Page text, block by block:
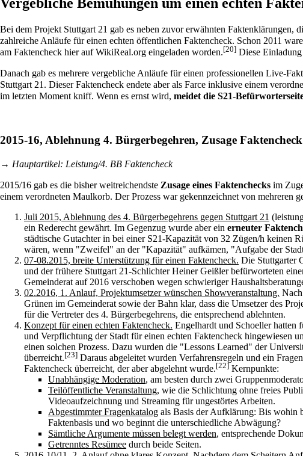
Bei dem Projekt Stuttgart 21 gab es neben zuvor erwähnten
zahlreiche Anläufe für einen echten öffentlichen Faktencheck. Schon 2011
am Faktencheck hier auf WikiReal.org eingeladen worden.[20] Diese
Danach gab es mehrere vergebliche Anläufe für einen professionellen Live-
Stuttgart 21. Dieser Faktencheck endete aber als Farce inklusive einem
im letzten Moment kniff. Wenn es ernst wird, meidet die S21-
2015-16, Ablehnung 4. Bürgerbegehren, Zusage
→ Hauptartikel: Leistung/4. BB Faktencheck
2015/16 gab es die bisher weitreichendste Zusage eines Faktenchecks im
einem verordneten Maulkorb. Der Prozess war gekennzeichnet von mehreren
Juli 2015, Ablehnung des 4. Bürgerbegehrens gegen Stuttgart 21 (
ein Rederecht gewährt. Im Gegenzug wurde aber ein erneuter
städtische Gutachter in bei einer S21-Kapazität von 32 Zügen/h keinen
wären, wenn "Zweifel" an der "Kapazität" aufkämen, "Aufgabe der
07-08.2015, breite Unterstützung für einen Faktencheck. Die Stuttgarter
und der frühere Stuttgart 21-Schlichter Heiner Geißler befürworteten
Gemeinderat auf 2016 verschoben wegen schwieriger
02.2016, 1. Anlauf, Projektumsetzer wünschen Showveranstaltung.
Grünen im Gemeinderat sowie der Bahn klar, dass die Umsetzer des
für die Vertreter des 4. Bürgerbegehrens, die entsprechend ablehnten.
Konzept für einen echten Faktencheck. Engelhardt und Schoeller hatten
und Verpflichtung der Stadt für einen echten Faktencheck hingewiesen
einen solchen Prozess. Dazu wurden die "Lessons Learned" der
überreicht.[23] Daraus abgeleitet wurden Verfahrensregeln und ein
Faktencheck überreicht, der aber abgelehnt wurde.[22] Kernpunkte:
Unabhängige Moderation, am besten durch zwei
Teilöffentliche Veranstaltung, wie die Schlichtung ohne freies
Videoaufzeichnung und Streaming für ungestörtes Arbeiten.
Abgestimmter Fragenkatalog als Basis der Aufklärung: Bis wohin
Faktenbasis und wo beginnt die unterschiedliche Abwägung?
Sämtliche Argumente müssen belegt werden, entsprechende
Getrenntes Resümee durch beide Seiten.